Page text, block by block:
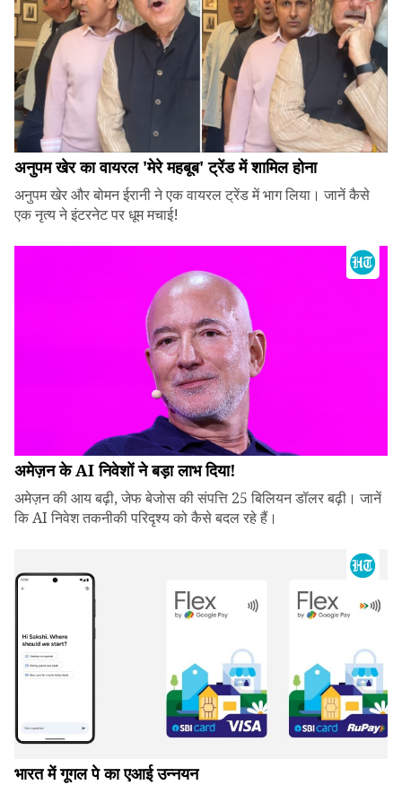
अनुपम खेर का वायरल 'मेरे महबूब' ट्रेंड में शामिल होना
अनुपम खेर और बोमन ईरानी ने एक वायरल ट्रेंड में भाग लिया। जानें कैसे
एक नृत्य ने इंटरनेट पर धूम मचाई!
अमेज़न के AI निवेशों ने बड़ा लाभ दिया!
अमेज़न की आय बढ़ी, जेफ बेजोस की संपत्ति 25 बिलियन डॉलर बढ़ी। जानें
कि AI निवेश तकनीकी परिदृश्य को कैसे बदल रहे हैं।
भारत में गूगल पे का एआई उन्नयन